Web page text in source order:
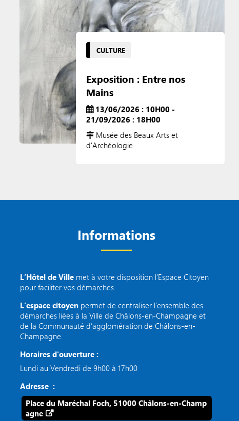
CULTURE
Exposition : Entre nos
Mains
13/06/2026 : 10H00 -
21/09/2026 : 18H00
Musée des Beaux Arts et
d'Archéologie
Informations
L’Hôtel de Ville met à votre disposition l’Espace Citoyen
pour faciliter vos démarches.
L’espace citoyen permet de centraliser l’ensemble des
démarches liées à la Ville de Châlons-en-Champagne et
de la Communauté d’agglomération de Châlons-en-
Champagne.
Horaires d'ouverture :
Lundi au Vendredi de 9h00 à 17h00
Adresse :
Place du Maréchal Foch, 51000 Châlons-en-Champ
agne